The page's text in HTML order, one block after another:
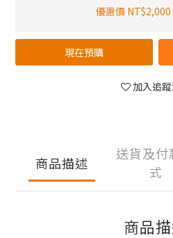
優惠價 NT$2,000
現在預購
加入追
商品描述
送貨及付
式
商品